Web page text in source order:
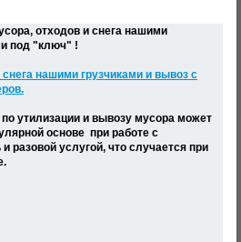
отходов и снега нашими
под "ключ" !
снега нашими грузчиками и вывоз с
утилизации и вывозу мусора может
основе при работе с
разовой услугой, что случается при